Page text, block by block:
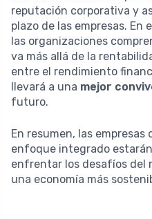
reputación corporativa y
plazo de las empresas.
las organizaciones
va más allá de la
entre el rendimiento
llevará a una mejor
futuro.
En resumen, las
enfoque integrado
enfrentar los desafíos del
una economía más